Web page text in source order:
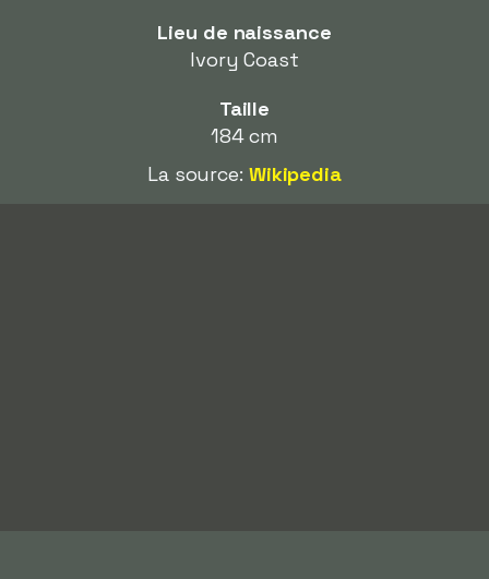
Lieu de naissance
Ivory Coast
Taille
184 cm
La source: Wikipedia